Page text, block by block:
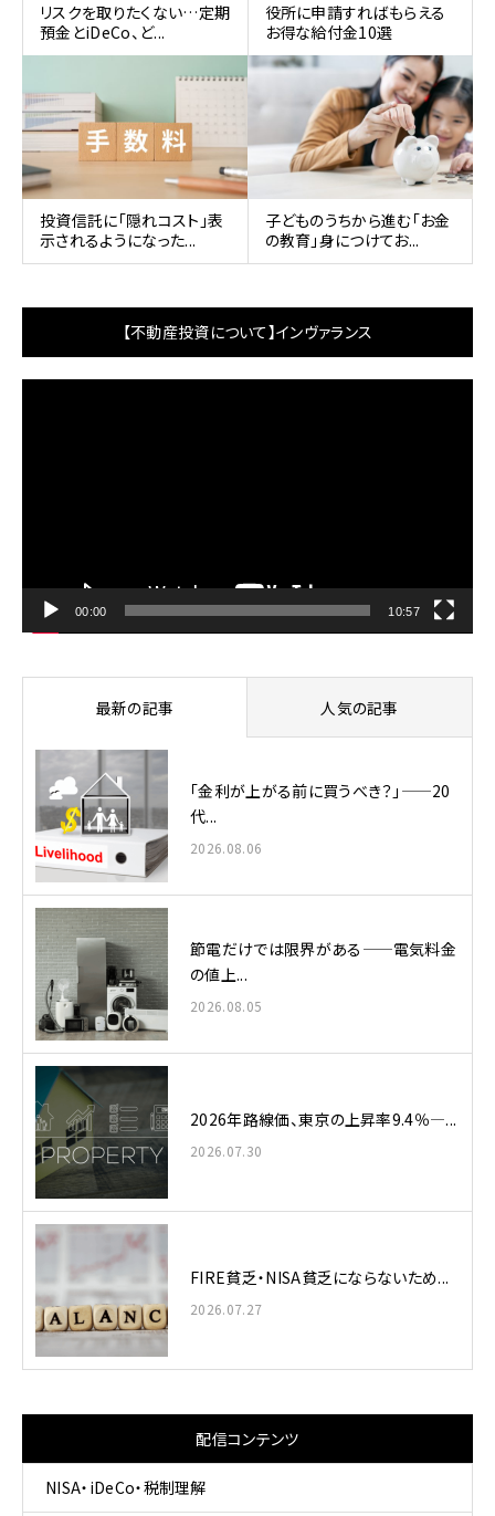
リスクを取りたくない…定期
預金とiDeCo、ど...
役所に申請すればもらえる
お得な給付金10選
投資信託に「隠れコスト」表
示されるようになった...
子どものうちから進む「お金
の教育」身につけてお...
【不動産投資について】インヴァランス
00:00 10:57
最新の記事 人気の記事
「金利が上がる前に買うべき？」——20
代...
2026.08.06
節電だけでは限界がある——電気料金
の値上...
2026.08.05
2026年路線価、東京の上昇率9.4％—...
2026.07.30
FIRE貧乏・NISA貧乏にならないため...
2026.07.27
配信コンテンツ
NISA・iDeCo・税制理解